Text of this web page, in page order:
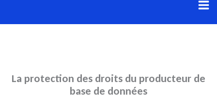
au
La protection des droits du producteur de
base de données